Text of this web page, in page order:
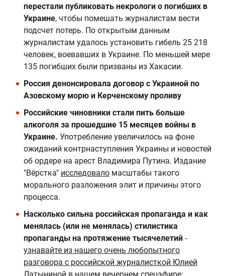
перестали публиковать некрологи о погибших в
Украине, чтобы помешать журналистам вести
подсчет потерь. По открытым данным
журналистам удалось установить гибель 25 218
человек, воевавших в Украине. По меньшей мере
135 погибших были призваны из Хакасии.
Россия денонсировала договор с Украиной по
Азовскому морю и Керченскому проливу
Российские чиновники стали пить больше
алкоголя за прошедшие 15 месяцев войны в
Украине. Употребление увеличилось на фоне
ожиданий контрнаступления Украины и новостей
об ордере на арест Владимира Путина. Издание
"Вёрстка" исследовало масштабы такого
морального разложения элит и причины этого
процесса.
Насколько сильна российская пропаганда и как
менялась (или не менялась) стилистика
пропаганды на протяжение тысячелетий -
узнавайте из нашего очень любопытного
разговора с российской журналисткой Юлией